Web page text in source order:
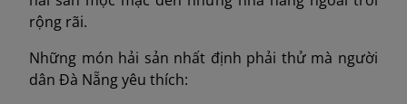
rộng rãi.
Những món hải sản nhất định phải thử mà người
dân Đà Nẵng yêu thích: